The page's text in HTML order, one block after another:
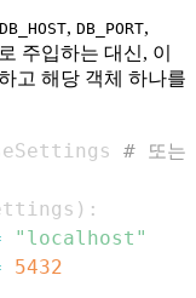
DB_HOST, DB_PORT,
주입하는 대신, 이
고 해당 객체 하나를
# 또는
) :
"localhost"
5432